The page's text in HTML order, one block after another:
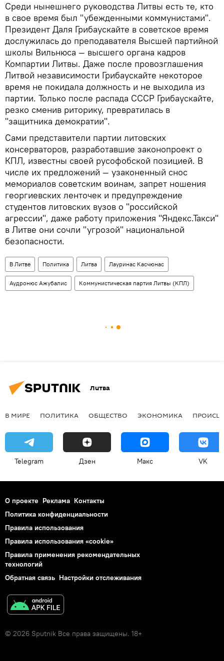
Среди нынешнего руководства Литвы есть те, кто
в свое время был "убежденными коммунистами".
Президент Даля Грибаускайте в советское время
дослужилась до преподавателя Высшей партийной
школы Вильнюса — высшего органа кадров
Компартии Литвы. Даже после провозглашения
Литвой независимости Грибаускайте некоторое
время не покидала должность и не выходила из
партии. Только после распада СССР Грибаускайте,
резко сменив риторику, превратилась в
"защитника демократии".
Сами представители партии литовских
консерваторов, разработавшие законопроект о
КПЛ, известны своей русофобской позицией. В
числе их предложений — узаконенный снос
мемориалов советским воинам, запрет ношения
георгиевских ленточек и предупреждение
студентов литовских вузов о "российской
агрессии", даже работу приложения "Яндекс.Такси"
в Литве они сочли "угрозой" национальной
безопасности.
В Литве Политика Литва Лауринас Касчюнас
Аудронюс Ажубалис Коммунистическая партия Литвы (КПЛ)
Литва
В МИРЕ ПОЛИТИКА ОБЩЕСТВО ЭКОНОМИКА
Telegram Дзен Макс VK
О проекте Реклама Контакты
Политика конфиденциальности
Правила использования
Правила использования «cookie»
Правила применения рекомендательных
технологий
Обратная связь Настройки отслеживания
© 2026 Sputnik Все права защищены. 18+